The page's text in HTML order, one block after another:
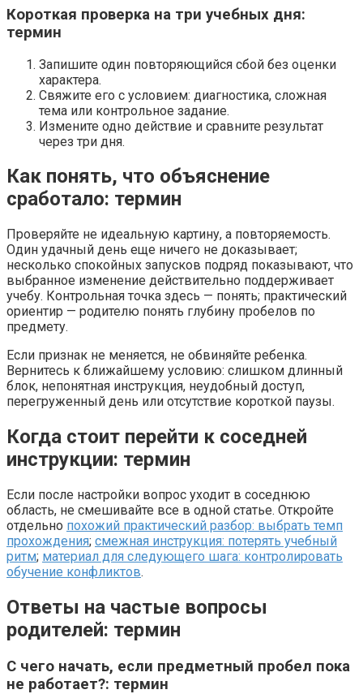
Короткая проверка на три учебных дня:
термин
Запишите один повторяющийся сбой без оценки
характера.
Свяжите его с условием: диагностика, сложная
тема или контрольное задание.
Измените одно действие и сравните результат
через три дня.
Как понять, что объяснение
сработало: термин
Проверяйте не идеальную картину, а повторяемость.
Один удачный день еще ничего не доказывает;
несколько спокойных запусков подряд показывают, что
выбранное изменение действительно поддерживает
учебу. Контрольная точка здесь — понять; практический
ориентир — родителю понять глубину пробелов по
предмету.
Если признак не меняется, не обвиняйте ребенка.
Вернитесь к ближайшему условию: слишком длинный
блок, непонятная инструкция, неудобный доступ,
перегруженный день или отсутствие короткой паузы.
Когда стоит перейти к соседней
инструкции: термин
Если после настройки вопрос уходит в соседнюю
область, не смешивайте все в одной статье. Откройте
отдельно похожий практический разбор: выбрать темп
прохождения; смежная инструкция: потерять учебный
ритм; материал для следующего шага: контролировать
обучение конфликтов.
Ответы на частые вопросы
родителей: термин
С чего начать, если предметный пробел пока
не работает?: термин